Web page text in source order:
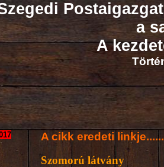
a
A
Szomorú látvány
A cikk eredeti